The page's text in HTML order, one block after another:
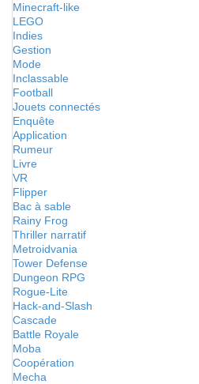
Minecraft-like
LEGO
Indies
Gestion
Mode
Inclassable
Football
Jouets connectés
Enquête
Application
Rumeur
Livre
VR
Flipper
Bac à sable
Rainy Frog
Thriller narratif
Metroidvania
Tower Defense
Dungeon RPG
Rogue-Lite
Hack-and-Slash
Cascade
Battle Royale
Moba
Coopération
Mecha